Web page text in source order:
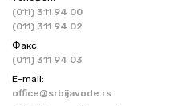
(011) 311 94 00
(011) 311 94 02
Факс:
(011) 311 94 03
Е-mail:
office@srbijavode.rs